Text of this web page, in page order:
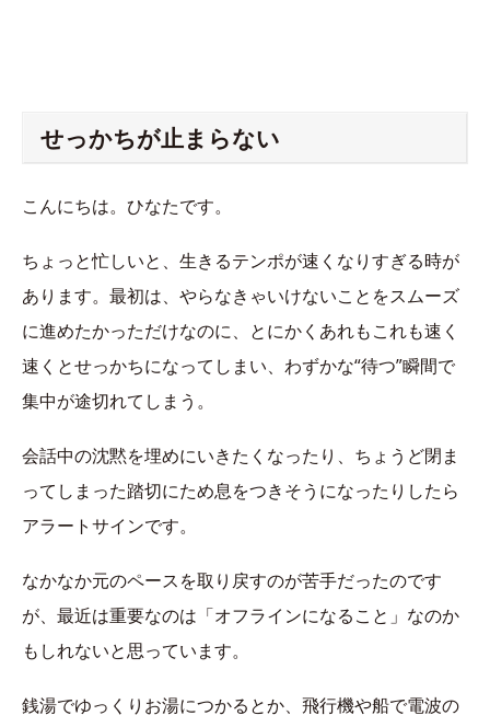
せっかちが止まらない
こんにちは。ひなたです。
ちょっと忙しいと、生きるテンポが速くなりすぎる時が
あります。最初は、やらなきゃいけないことをスムーズ
に進めたかっただけなのに、とにかくあれもこれも速く
速くとせっかちになってしまい、わずかな“待つ”瞬間で
集中が途切れてしまう。
会話中の沈黙を埋めにいきたくなったり、ちょうど閉ま
ってしまった踏切にため息をつきそうになったりしたら
アラートサインです。
なかなか元のペースを取り戻すのが苦手だったのです
が、最近は重要なのは「オフラインになること」なのか
もしれないと思っています。
銭湯でゆっくりお湯につかるとか、飛行機や船で電波の